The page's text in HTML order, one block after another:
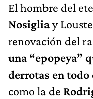
El hombre del
Nosigliay
renovación del
una “epopeya”
derrotas en todo
como la de